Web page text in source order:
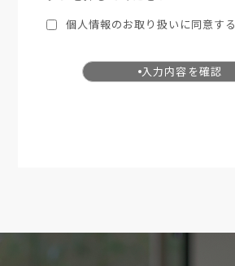
個人情報のお取り扱いに同意する
入力内容を確認